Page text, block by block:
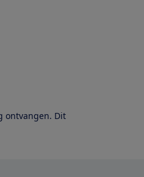
Grey toevoegen aan je
ontvangen. Dit